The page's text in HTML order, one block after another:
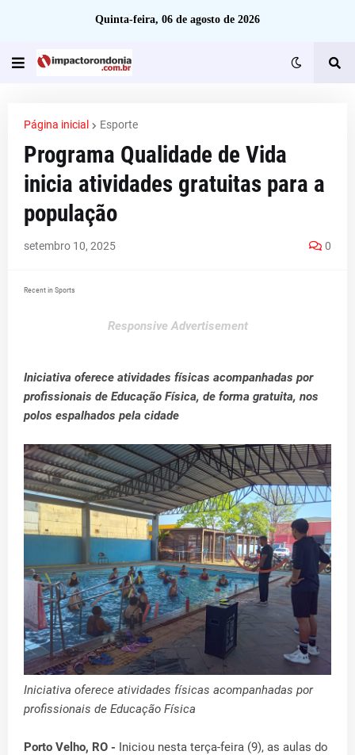
Quinta-feira, 06 de agosto de 2026
Página inicial Esporte
Programa Qualidade de Vida
inicia atividades gratuitas para a
população
setembro 10, 2025 0
Recent in Sports
Responsive Advertisement
Iniciativa oferece atividades físicas acompanhadas por
profissionais de Educação Física, de forma gratuita, nos
polos espalhados pela cidade
Iniciativa oferece atividades físicas acompanhadas por
profissionais de Educação Física
Porto Velho, RO - Iniciou nesta terça-feira (9), as aulas do